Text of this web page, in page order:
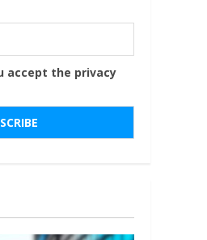
accept the privacy